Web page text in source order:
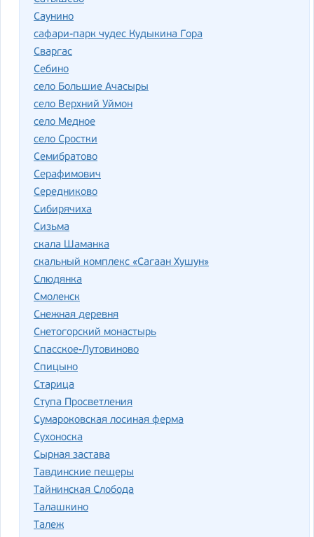
Саунино
сафари-парк чудес Кудыкина Гора
Сваргас
Себино
село Большие Ачасыры
село Верхний Уймон
село Медное
село Сростки
Семибратово
Серафимович
Середниково
Сибирячиха
Сизьма
скала Шаманка
скальный комплекс «Сагаан Хушун»
Слюдянка
Смоленск
Снежная деревня
Снетогорский монастырь
Спасское-Лутовиново
Спицыно
Старица
Ступа Просветления
Сумароковская лосиная ферма
Сухоноска
Сырная застава
Тавдинские пещеры
Тайнинская Слобода
Талашкино
Талеж